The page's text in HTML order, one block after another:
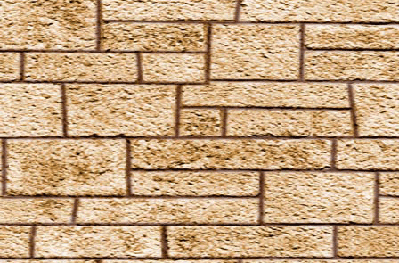
Protego Horribilis
Protego Maxima
Protego Totalum
Pullus
Relaschio
Repello Inimicum
Repello Muggeltum
Riddikulus
Salvio Hexia
Snufflifors
Türblockierende Flammen
Vermiculus
Vipera Evanesca